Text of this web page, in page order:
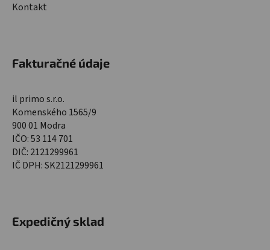
Kontakt
Fakturačné údaje
il primo s.r.o.
Komenského 1565/9
900 01 Modra
IČO: 53 114 701
DIČ: 2121299961
IČ DPH: SK2121299961
Expedičný sklad